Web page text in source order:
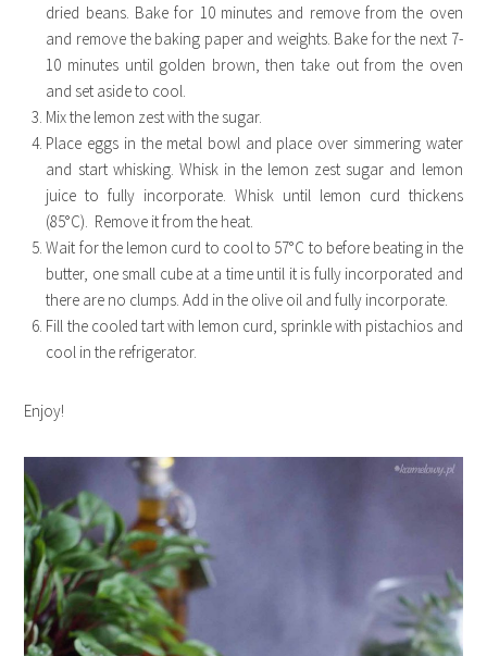
dried beans. Bake for 10 minutes and remove from the oven
and remove the baking paper and weights. Bake for the next 7-
10 minutes until golden brown, then take out from the oven
and set aside to cool.
Mix the lemon zest with the sugar.
Place eggs in the metal bowl and place over simmering water
and start whisking. Whisk in the lemon zest sugar and lemon
juice to fully incorporate. Whisk until lemon curd thickens
(85°C). Remove it from the heat.
Wait for the lemon curd to cool to 57°C to before beating in the
butter, one small cube at a time until it is fully incorporated and
there are no clumps. Add in the olive oil and fully incorporate.
Fill the cooled tart with lemon curd, sprinkle with pistachios and
cool in the refrigerator.
Enjoy!